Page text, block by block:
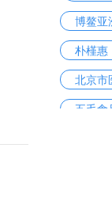
博鳌亚
朴槿惠
北京市
五毛食